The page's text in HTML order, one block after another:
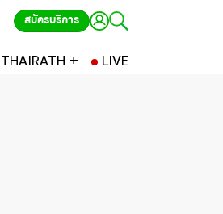
สมัครบริการ
THAIRATH + LIVE